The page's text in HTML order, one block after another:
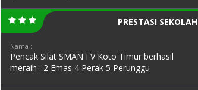
PRESTASI SEKOLAH
Nama :
Pencak Silat SMAN I V Koto Timur berhasil
meraih : 2 Emas 4 Perak 5 Perunggu